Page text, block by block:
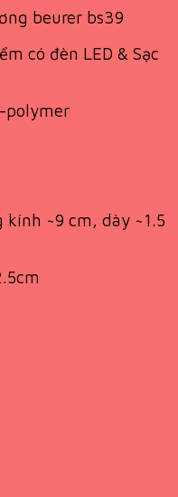
beurer bs39
có đèn LED & Sạc
polymer
~9 cm, dày ~1.5